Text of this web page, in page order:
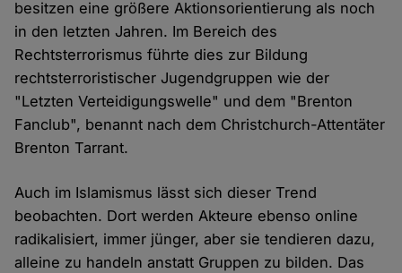
besitzen eine größere Aktionsorientierung als noch
in den letzten Jahren. Im Bereich des
Rechtsterrorismus führte dies zur Bildung
rechtsterroristischer Jugendgruppen wie der
"Letzten Verteidigungswelle" und dem "Brenton
Fanclub", benannt nach dem Christchurch-Attentäter
Brenton Tarrant.
Auch im Islamismus lässt sich dieser Trend
beobachten. Dort werden Akteure ebenso online
radikalisiert, immer jünger, aber sie tendieren dazu,
alleine zu handeln anstatt Gruppen zu bilden. Das